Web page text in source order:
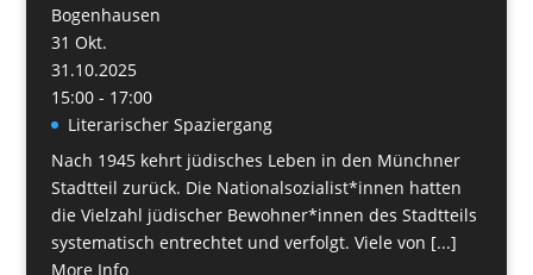
Bogenhausen
31 Okt.
31.10.2025
15:00 - 17:00
Literarischer Spaziergang
Nach 1945 kehrt jüdisches Leben in den Münchner
Stadtteil zurück. Die Nationalsozialist*innen hatten
die Vielzahl jüdischer Bewohner*innen des Stadtteils
systematisch entrechtet und verfolgt. Viele von [...]
More Info